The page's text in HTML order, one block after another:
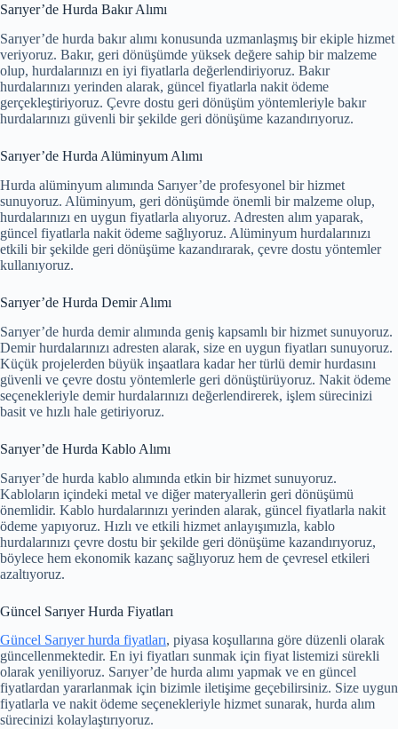
Sarıyer’de Hurda Bakır Alımı
Sarıyer’de hurda bakır alımı konusunda uzmanlaşmış bir ekiple hizmet
veriyoruz. Bakır, geri dönüşümde yüksek değere sahip bir malzeme
olup, hurdalarınızı en iyi fiyatlarla değerlendiriyoruz. Bakır
hurdalarınızı yerinden alarak, güncel fiyatlarla nakit ödeme
gerçekleştiriyoruz. Çevre dostu geri dönüşüm yöntemleriyle bakır
hurdalarınızı güvenli bir şekilde geri dönüşüme kazandırıyoruz.
Sarıyer’de Hurda Alüminyum Alımı
Hurda alüminyum alımında Sarıyer’de profesyonel bir hizmet
sunuyoruz. Alüminyum, geri dönüşümde önemli bir malzeme olup,
hurdalarınızı en uygun fiyatlarla alıyoruz. Adresten alım yaparak,
güncel fiyatlarla nakit ödeme sağlıyoruz. Alüminyum hurdalarınızı
etkili bir şekilde geri dönüşüme kazandırarak, çevre dostu yöntemler
kullanıyoruz.
Sarıyer’de Hurda Demir Alımı
Sarıyer’de hurda demir alımında geniş kapsamlı bir hizmet sunuyoruz.
Demir hurdalarınızı adresten alarak, size en uygun fiyatları sunuyoruz.
Küçük projelerden büyük inşaatlara kadar her türlü demir hurdasını
güvenli ve çevre dostu yöntemlerle geri dönüştürüyoruz. Nakit ödeme
seçenekleriyle demir hurdalarınızı değerlendirerek, işlem sürecinizi
basit ve hızlı hale getiriyoruz.
Sarıyer’de Hurda Kablo Alımı
Sarıyer’de hurda kablo alımında etkin bir hizmet sunuyoruz.
Kabloların içindeki metal ve diğer materyallerin geri dönüşümü
önemlidir. Kablo hurdalarınızı yerinden alarak, güncel fiyatlarla nakit
ödeme yapıyoruz. Hızlı ve etkili hizmet anlayışımızla, kablo
hurdalarınızı çevre dostu bir şekilde geri dönüşüme kazandırıyoruz,
böylece hem ekonomik kazanç sağlıyoruz hem de çevresel etkileri
azaltıyoruz.
Güncel Sarıyer Hurda Fiyatları
Güncel Sarıyer hurda fiyatları, piyasa koşullarına göre düzenli olarak
güncellenmektedir. En iyi fiyatları sunmak için fiyat listemizi sürekli
olarak yeniliyoruz. Sarıyer’de hurda alımı yapmak ve en güncel
fiyatlardan yararlanmak için bizimle iletişime geçebilirsiniz. Size uygun
fiyatlarla ve nakit ödeme seçenekleriyle hizmet sunarak, hurda alım
sürecinizi kolaylaştırıyoruz.